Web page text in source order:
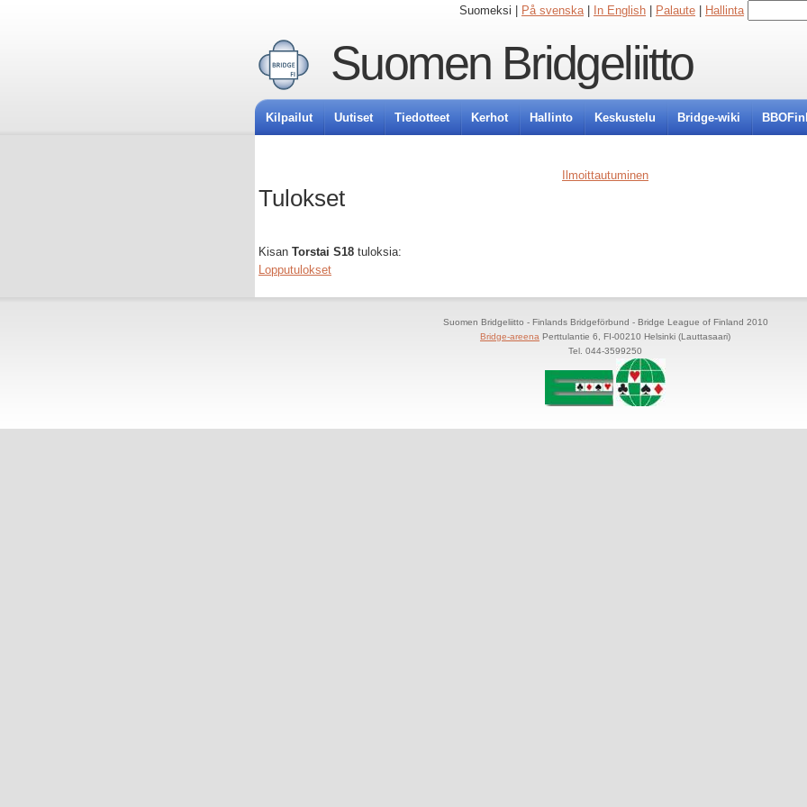
Suomeksi | På svenska| In English Palaute Hallinta
Suomen Bridgeliitto
Kilpailut Uutiset Tiedotteet Kerhot Hallinto Keskustelu Bridge-wiki
Ilmoittautuminen
Tulokset
Kisan Torstai S18 tuloksia:
Lopputulokset
Suomen Bridgeliitto - Finlands Bridgeförbund - Bridge League of Finland 2010
Bridge-areena Perttulantie 6, FI-00210 Helsinki (Lauttasaari)
Tel. 044-3599250